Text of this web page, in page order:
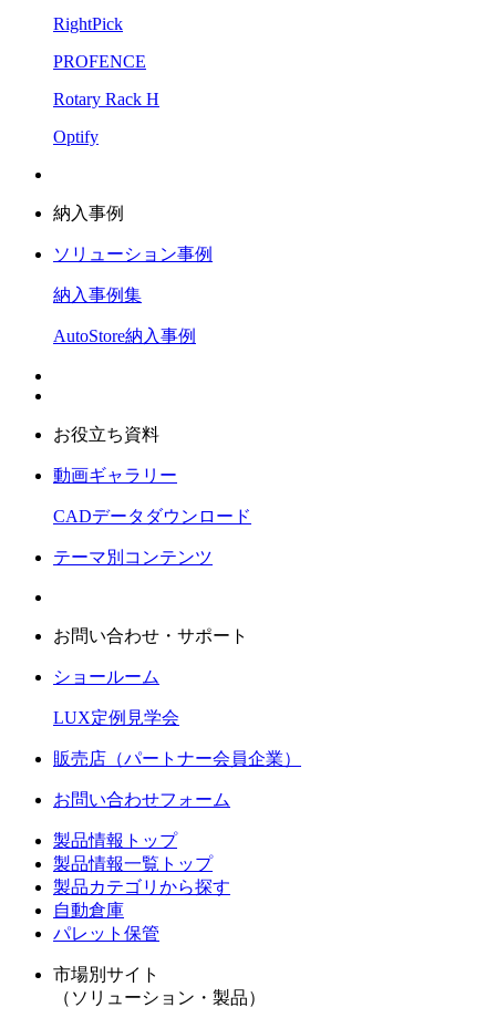
RightPick
PROFENCE
Rotary Rack H
Optify
納入事例
ソリューション事例
納入事例集
AutoStore納入事例
お役立ち資料
動画ギャラリー
CADデータダウンロード
テーマ別コンテンツ
お問い合わせ・サポート
ショールーム
LUX定例見学会
販売店（パートナー会員企業）
お問い合わせフォーム
製品情報トップ
製品情報一覧トップ
製品カテゴリから探す
自動倉庫
パレット保管
市場別サイト
（ソリューション・製品）